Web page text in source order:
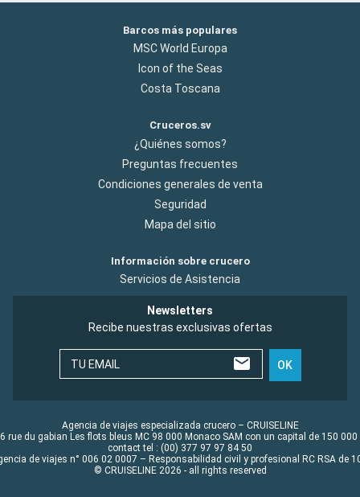
Barcos más populares
MSC World Europa
Icon of the Seas
Costa Toscana
Cruceros.sv
¿Quiénes somos?
Preguntas frecuentes
Condiciones generales de venta
Seguridad
Mapa del sitio
Información sobre crucero
Servicios de Asistencia
Newsletters
Recibe nuestras exclusivas ofertas
TU EMAIL OK
Agencia de viajes especializada crucero – CRUISELINE
rue du gabian Les flots bleus MC 98 000 Monaco SAM con un capital de 150 000
contact tel : (00) 377 97 97 84 50
de viajes n° 006 02 0007 – Responsabilidad civil y profesional RC RSA de
© CRUISELINE 2026 - all rights reserved